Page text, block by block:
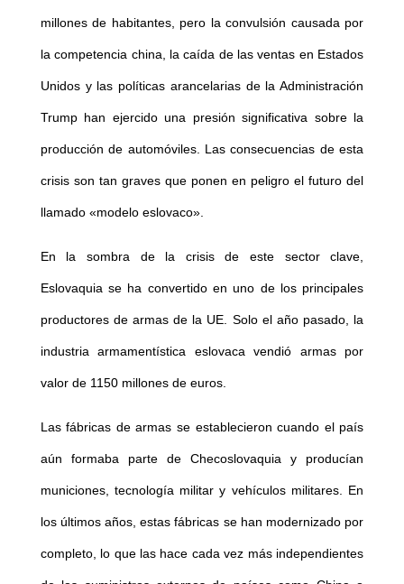
millones de habitantes, pero la convulsión causada por
la competencia china, la caída de las ventas en Estados
Unidos y las políticas arancelarias de la Administración
Trump han ejercido una presión significativa sobre la
producción de automóviles. Las consecuencias de esta
crisis son tan graves que ponen en peligro el futuro del
llamado «modelo eslovaco».
En la sombra de la crisis de este sector clave,
Eslovaquia se ha convertido en uno de los principales
productores de armas de la UE. Solo el año pasado, la
industria armamentística eslovaca vendió armas por
valor de 1150 millones de euros.
Las fábricas de armas se establecieron cuando el país
aún formaba parte de Checoslovaquia y producían
municiones, tecnología militar y vehículos militares. En
los últimos años, estas fábricas se han modernizado por
completo, lo que las hace cada vez más independientes